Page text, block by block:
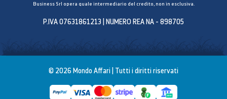
Business Srl opera quale intermediario del credito, non in esclusiva.
P.IVA 07631861213 | NUMERO REA NA - 898705
© 2026 Mondo Affari | Tutti i diritti riservati